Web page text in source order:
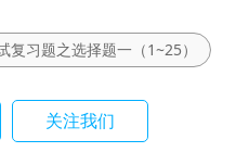
复习题之选择题一（1~25）
关注我们